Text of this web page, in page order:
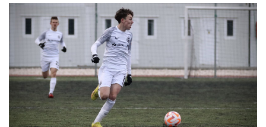
NYITÓLAP
HÍREK
AKADÉMIA
CSAPATOK
MÉRKŐZÉSEK